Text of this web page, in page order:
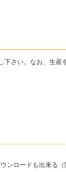
さい。なお、生
ンロードも出来る（